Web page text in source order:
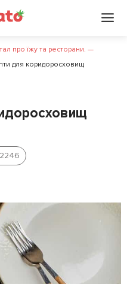
про їжу та ресторани. —
для коридоросховищ
2246